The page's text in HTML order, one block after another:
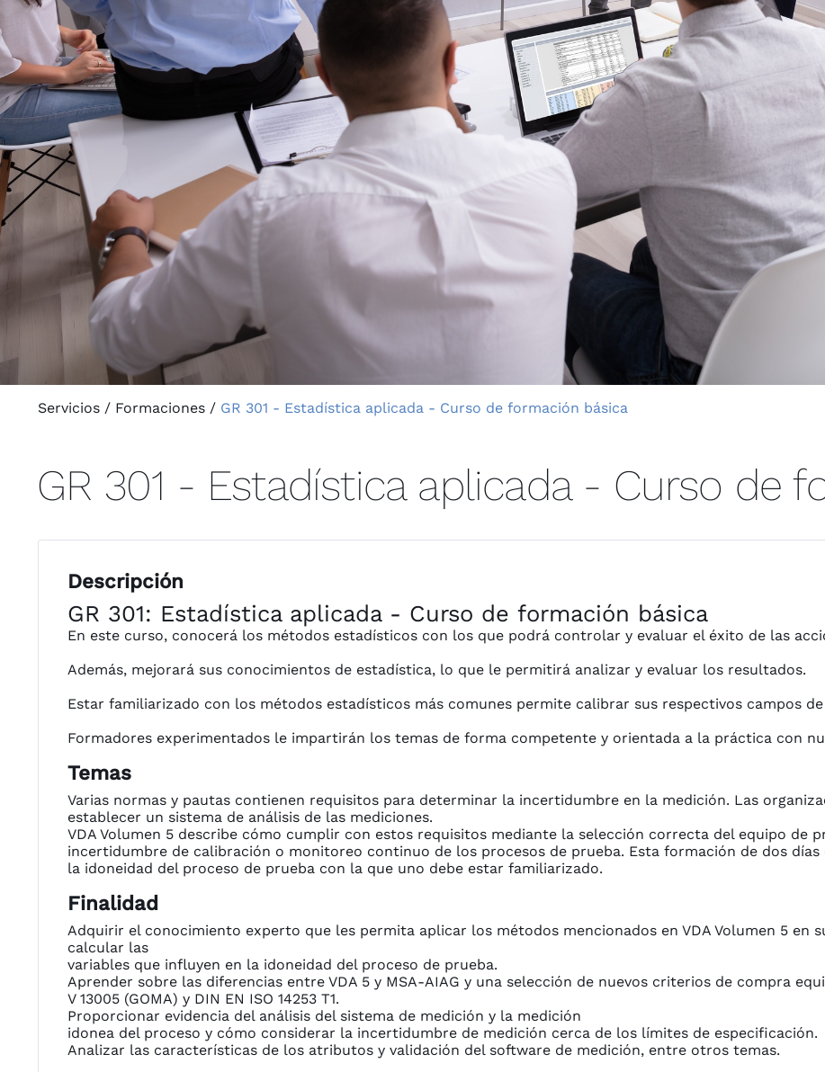
Servicios / Formaciones / GR 301 - Estadística aplicada - Curso de formación básica
GR 301 - Estadística aplicada - Curso de
Descripción
GR 301: Estadística aplicada - Curso de formación básica
En este curso, conocerá los métodos estadísticos con los que podrá controlar y evaluar el éxito de las
Además, mejorará sus conocimientos de estadística, lo que le permitirá analizar y evaluar los resultados.
Estar familiarizado con los métodos estadísticos más comunes permite calibrar sus respectivos campos
Formadores experimentados le impartirán los temas de forma competente y orientada a la práctica con
Temas
Varias normas y pautas contienen requisitos para determinar la incertidumbre en la medición. Las
establecer un sistema de análisis de las mediciones.
VDA Volumen 5 describe cómo cumplir con estos requisitos mediante la selección correcta del equipo de
incertidumbre de calibración o monitoreo continuo de los procesos de prueba. Esta formación de dos
la idoneidad del proceso de prueba con la que uno debe estar familiarizado.
Finalidad
Adquirir el conocimiento experto que les permita aplicar los métodos mencionados en VDA Volumen 5
calcular las
variables que influyen en la idoneidad del proceso de prueba.
Aprender sobre las diferencias entre VDA 5 y MSA-AIAG y una selección de nuevos criterios de compra
V 13005 (GOMA) y DIN EN ISO 14253 T1.
Proporcionar evidencia del análisis del sistema de medición y la medición
idonea del proceso y cómo considerar la incertidumbre de medición cerca de los límites de especificación.
Analizar las características de los atributos y validación del software de medición, entre otros temas.